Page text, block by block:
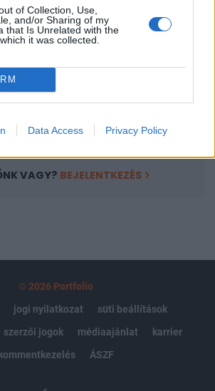
of Collection, Use,
and/or Sharing of my
that Is Unrelated with the
it was collected.
Data Access Privacy Policy
kötött.
tartalmazza:
cikkarchívum
BÉT elmúlt 2 év napon belüli
VAGY? BEJELENTKEZÉS
© 2026 Portfolio
jogi nyilatkozat
süti beállítások
szerzői jogok médiaajánlat
karrier
kommentkezelés
ÁSZF